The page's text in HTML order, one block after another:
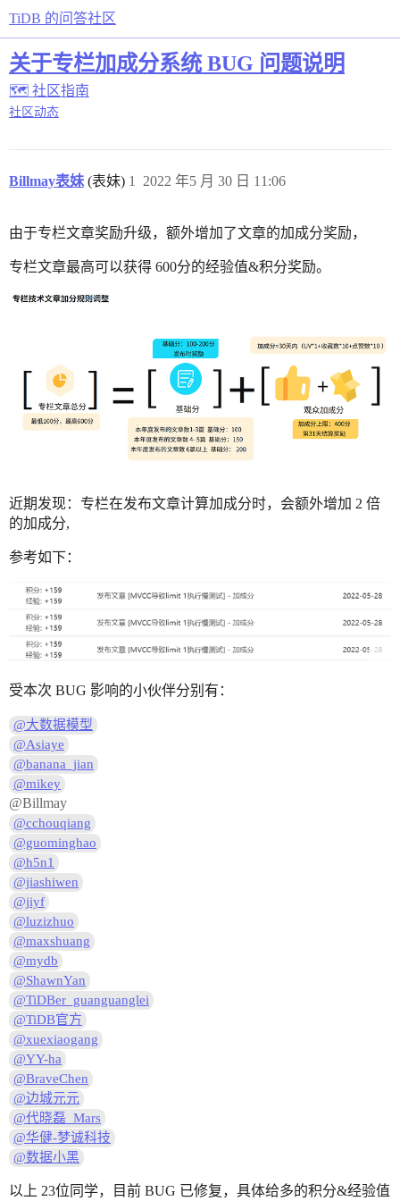
TiDB 的问答社区
关于专栏加成分系统 BUG 问题说明
🗺 社区指南
社区动态
Billmay表妹 (表妹) 2022 年5 月 30 日 11:06
1
由于专栏文章奖励升级，额外增加了文章的加成分奖励，
专栏文章最高可以获得 600分的经验值&积分奖励。
近期发现：专栏在发布文章计算加成分时，会额外增加 2 倍
的加成分,
参考如下：
受本次 BUG 影响的小伙伴分别有：
@大数据模型
@Asiaye
@banana_jian
@mikey
@Billmay
@cchouqiang
@guominghao
@h5n1
@jiashiwen
@jiyf
@luzizhuo
@maxshuang
@mydb
@ShawnYan
@TiDBer_guanguanglei
@TiDB官方
@xuexiaogang
@YY-ha
@BraveChen
@边城元元
@代晓磊_Mars
@华健-梦诚科技
@数据小黑
以上 23位同学，目前 BUG 已修复，具体给多的积分&经验值